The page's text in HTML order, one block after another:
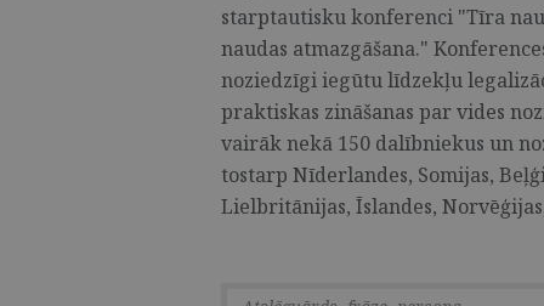
starptautisku konferenci "Tīra
naudas atmazgāšana."
noziedzīgi iegūtu līdzekļu
praktiskas zināšanas par vides
vairāk nekā 150 dalībniekus un
tostarp Nīderlandes, Somijas,
Lielbritānijas, Īslandes,